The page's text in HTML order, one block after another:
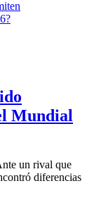
Mundial
un rival que
diferencias